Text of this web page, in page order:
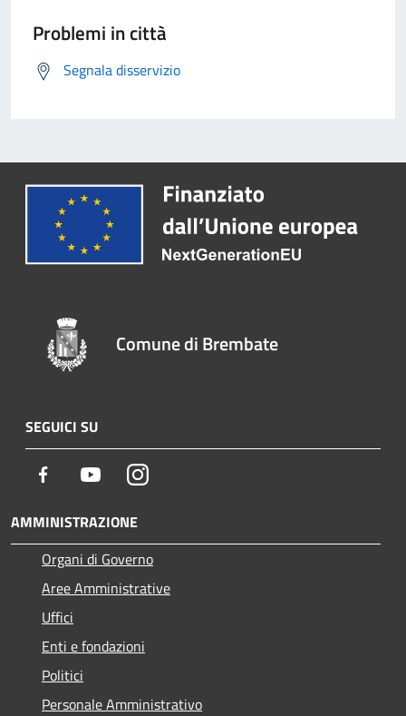
Problemi in città
Segnala disservizio
Comune di Brembate
SEGUICI SU
Facebook YoutubeInstagram
AMMINISTRAZIONE
Organi di Governo
Aree Amministrative
Uffici
Enti e fondazioni
Politici
Personale Amministrativo